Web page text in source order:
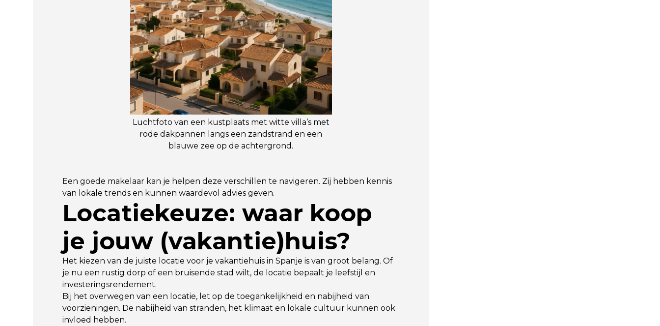
Luchtfoto van een kustplaats met witte villa’s met
rode dakpannen langs een zandstrand en een
blauwe zee op de achtergrond.
Een goede makelaar kan je helpen deze verschillen te navigeren. Zij hebben kennis
van lokale trends en kunnen waardevol advies geven.
Locatiekeuze: waar koop
je jouw (vakantie)huis?
Het kiezen van de juiste locatie voor je vakantiehuis in Spanje is van groot belang. Of
je nu een rustig dorp of een bruisende stad wilt, de locatie bepaalt je leefstijl en
investeringsrendement.
Bij het overwegen van een locatie, let op de toegankelijkheid en nabijheid van
voorzieningen. De nabijheid van stranden, het klimaat en lokale cultuur kunnen ook
invloed hebben.